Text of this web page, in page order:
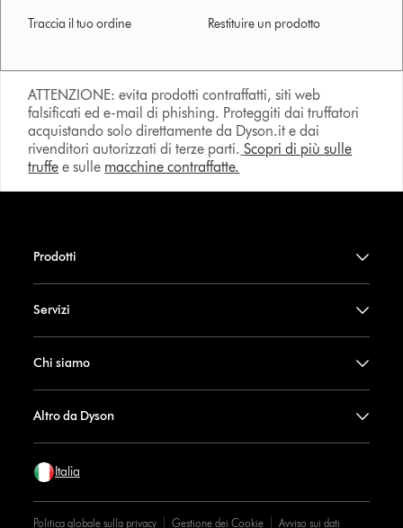
Traccia il tuo ordine Restituire un prodotto
ATTENZIONE: evita prodotti contraffatti, siti web
falsificati ed e-mail di phishing. Proteggiti dai truffatori
acquistando solo direttamente da Dyson.it e dai
rivenditori autorizzati di terze parti. Scopri di più sulle
truffe e sulle macchine contraffatte.
Prodotti
Servizi
Chi siamo
Altro da Dyson
Italia
Politica globale sulla privacy Gestione dei Cookie Avviso sui dati